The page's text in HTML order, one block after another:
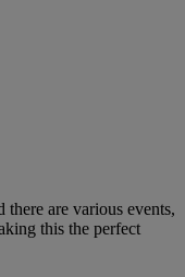
are various events,
this the perfect